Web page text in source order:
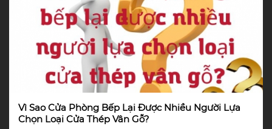
Vì Sao Cửa Phòng Bếp Lại Được Nhiều Người Lựa
Chọn Loại Cửa Thép Vân Gỗ?